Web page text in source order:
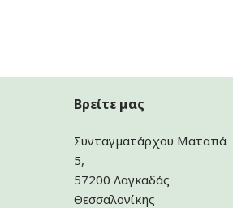
Βρείτε μας
Συνταγματάρχου Ματαπά
5,
57200 Λαγκαδάς
Θεσσαλονίκης